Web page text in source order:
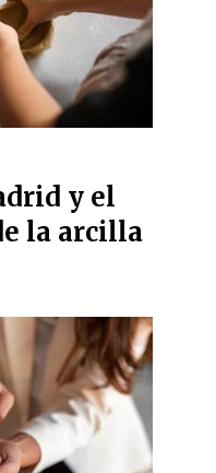
y el
la arcilla